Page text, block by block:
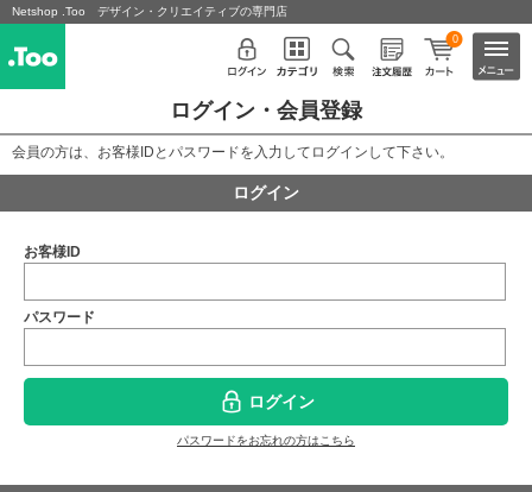
Netshop .Too デザイン・クリエイティブの専門店
0
ログイン・会員登録
会員の方は、お客様IDとパスワードを入力してログインして下さい。
ログイン
お客様ID
パスワード
ログイン
パスワードをお忘れの方はこちら